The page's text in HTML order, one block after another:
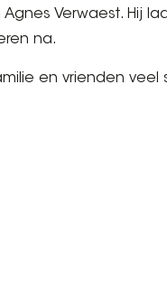
Verwaest. Hij
na.
en vrienden veel